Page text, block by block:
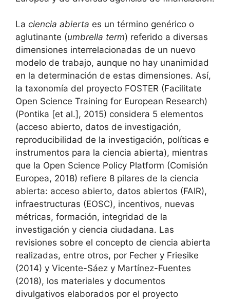
La ciencia abierta es un término genérico o
aglutinante (umbrella term) referido a diversas
dimensiones interrelacionadas de un nuevo
modelo de trabajo, aunque no hay unanimidad
en la determinación de estas dimensiones. Así,
la taxonomía del proyecto FOSTER (Facilitate
Open Science Training for European Research)
(Pontika [et al.], 2015) considera 5 elementos
(acceso abierto, datos de investigación,
reproducibilidad de la investigación, políticas e
instrumentos para la ciencia abierta), mientras
que la Open Science Policy Platform (Comisión
Europea, 2018) refiere 8 pilares de la ciencia
abierta: acceso abierto, datos abiertos (FAIR),
infraestructuras (EOSC), incentivos, nuevas
métricas, formación, integridad de la
investigación y ciencia ciudadana. Las
revisiones sobre el concepto de ciencia abierta
realizadas, entre otros, por Fecher y Friesike
(2014) y Vicente-Sáez y Martínez-Fuentes
(2018), los materiales y documentos
divulgativos elaborados por el proyecto